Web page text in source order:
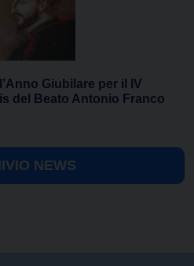
Giubilare per il IV
del Beato Antonio Franco
NEWS